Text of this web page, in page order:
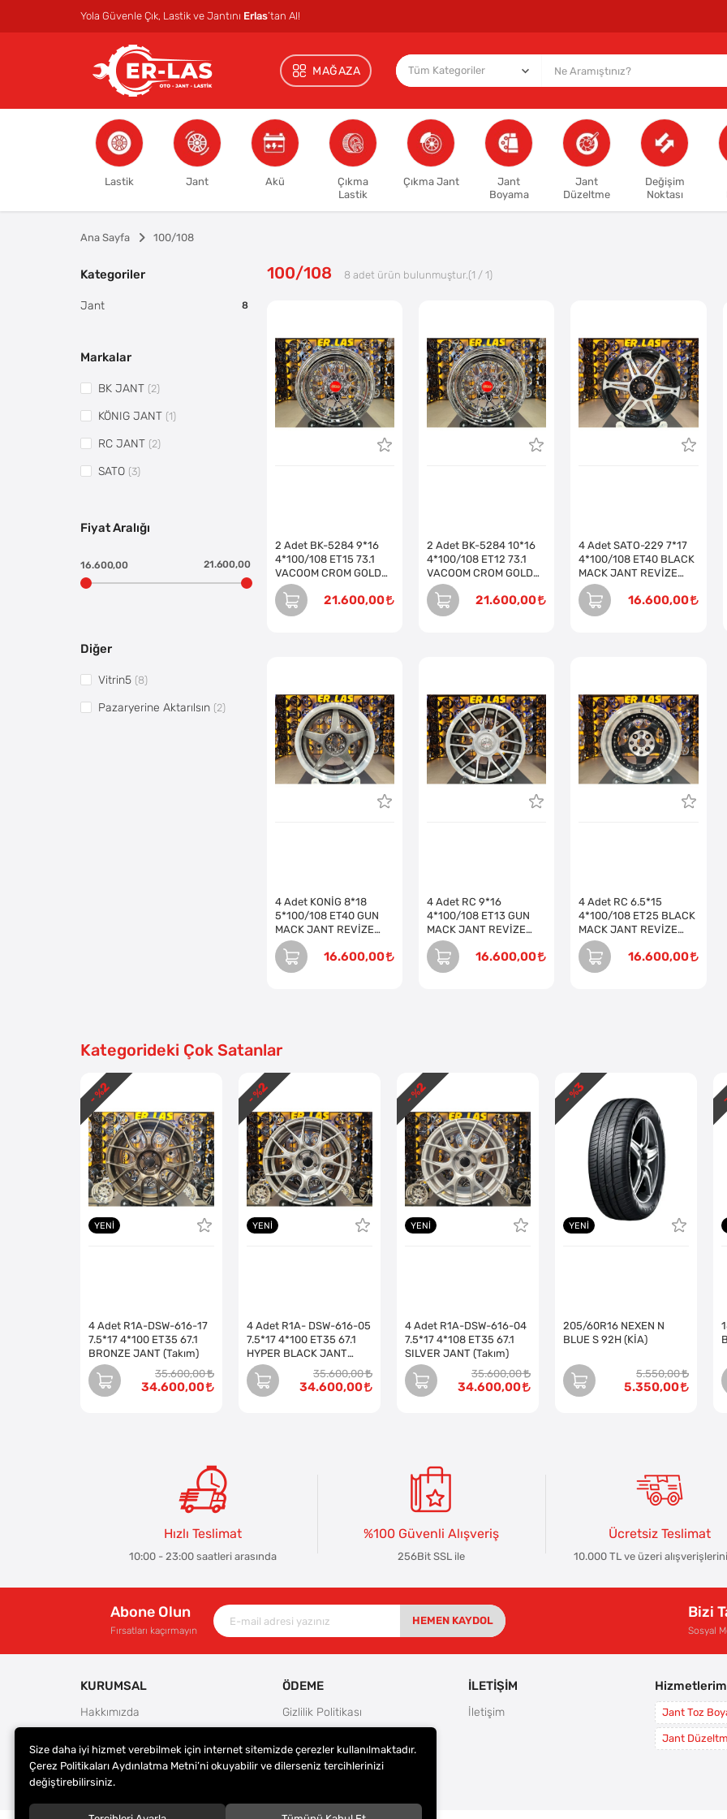
Yola Güvenle Çık, Lastik ve Jantını Erlas’tan Al!
MAĞAZA
Lastik Jant Akü
Çıkma
Lastik
Çıkma Jant
Jant
Boyama
Jant
Düzeltme
Değişim
Noktası
Ana Sayfa 100/108
100/108 8 adet ürün bulunmuştur.(1 / 1)
2 Adet BK-5284 9*16
4*100/108 ET15 73.1
VACOOM CROM GOLD
JANT (Takım)
21.600,00
2 Adet BK-5284 10*16
4*100/108 ET12 73.1
VACOOM CROM GOLD
JANT (Takım)
21.600,00
4 Adet SATO-229 7*17
4*100/108 ET40 BLACK
MACK JANT REVİZE
EDİLMİŞ (Takım)
16.600,00
4 Adet KONİG 8*18
5*100/108 ET40 GUN
MACK JANT REVİZE
EDİLMİŞ (Takım)
16.600,00
4 Adet RC 9*16
4*100/108 ET13 GUN
MACK JANT REVİZE
EDİLMİŞ (Takım)
16.600,00
4 Adet RC 6.5*15
4*100/108 ET25 BLACK
MACK JANT REVİZE
EDİLMİŞ (Takım)
16.600,00
Kategoriler
Jant 8
Markalar
BK JANT (2)
KÖNIG JANT (1)
RC JANT (2)
SATO (3)
Fiyat Aralığı
16.600,00 21.600,00
Diğer
Vitrin5 (8)
Pazaryerine Aktarılsın (2)
Kategorideki Çok Satanlar
YENI
4 Adet R1A-DSW-616-17
7.5*17 4*100 ET35 67.1
BRONZE JANT (Takım)
35.600,00
34.600,00
- %
2
YENI
4 Adet R1A- DSW-616-05
7.5*17 4*100 ET35 67.1
HYPER BLACK JANT
(Takım)
35.600,00
34.600,00
- %
2
YENI
4 Adet R1A-DSW-616-04
7.5*17 4*108 ET35 67.1
SILVER JANT (Takım)
35.600,00
34.600,00
- %
2
YENI
205/60R16 NEXEN N
BLUE S 92H (KİA)
5.550,00
5.350,00
- %
3
Hızlı Teslimat
10:00 - 23:00 saatleri arasında
%100 Güvenli Alışveriş
256Bit SSL ile
Ücretsiz Teslimat
10.000 TL ve üzeri
Abone Olun
Fırsatları kaçırmayın
HEMEN KAYDOL
Bizi
Sosyal
KURUMSAL
Hakkımızda
Teslimat ve İade Şartları
Kargo Seçenekleri
ÖDEME
Gizlilik Politikası
Ödeme Seçenekleri
İLETİŞİM
İletişim Jant Toz
Jant
Size daha iyi hizmet verebilmek için internet sitemizde çerezler kullanılmaktadır.
Çerez Politikaları Aydınlatma Metni’ni okuyabilir ve dilerseniz tercihlerinizi
değiştirebilirsiniz.